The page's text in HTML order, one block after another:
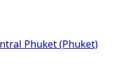
Phuket (Phuket)